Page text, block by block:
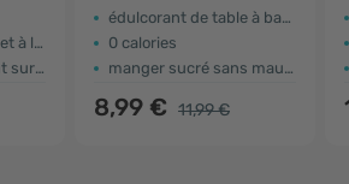
édulcorant de table à base d'érythritol
0 calories
manger sucré sans mauvaise conscience
8,99 € 11,99 €